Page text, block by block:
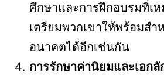
ศึกษาและการฝึกอบรมที่เ
เตรียมพวกเขาให้พร้อมส
อนาคตได้อีกเช่นกัน
การรักษาค่านิยมและเอก